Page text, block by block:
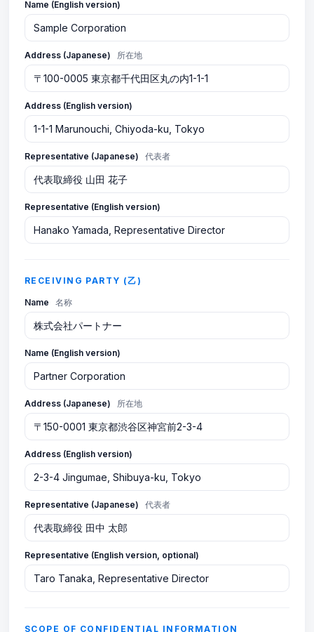
Name (English version)
Address (Japanese) 所在地
Address (English version)
Representative (Japanese) 代表者
Representative (English version)
RECEIVING PARTY (乙)
Name 名称
Name (English version)
Address (Japanese) 所在地
Address (English version)
Representative (Japanese) 代表者
Representative (English version, optional)
SCOPE OF CONFIDENTIAL INFORMATION